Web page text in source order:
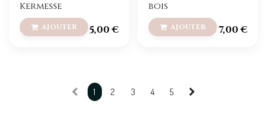
Kermesse
5,00€
bois
7,00€
1 2 3 4 5